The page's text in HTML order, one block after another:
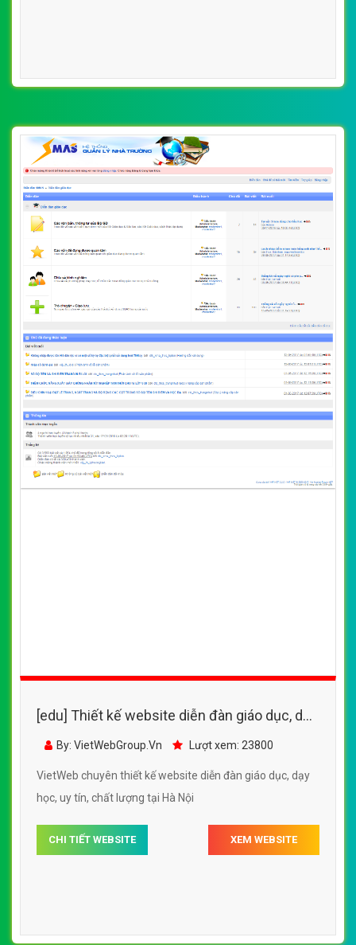
[edu] Thiết kế website diễn đàn giáo dục, dạy
học đẹp SEO tốt
By: VietWebGroup.Vn Lượt xem: 23800
VietWeb chuyên thiết kế website diễn đàn giáo dục, dạy
học, uy tín, chất lượng tại Hà Nội
CHI TIẾT WEBSITE XEM WEBSITE